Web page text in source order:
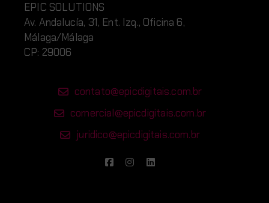
EPIC SOLUTIONS
Av. Andalucía, 31, Ent. Izq., Oficina 6,
Málaga/Málaga
CP: 29006
contato@epicdigitais.com.br
comercial@epicdigitais.com.br
juridico@epicdigitais.com.br